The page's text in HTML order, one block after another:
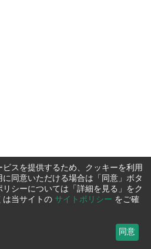
スを提供するため、クッキーを利用
同意いただける場合は「同意」ボタ
シーについては「詳細を見る」をク
は当サイトの サイトポリシー をご確
同意